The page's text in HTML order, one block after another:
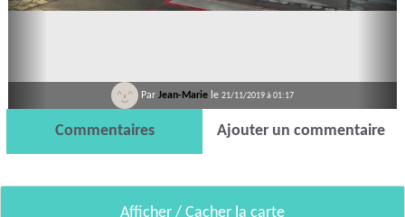
Par Jean-Marie le 21/11/2019 à 01:17
Commentaires Ajouter un commentaire
Afficher / Cacher la carte